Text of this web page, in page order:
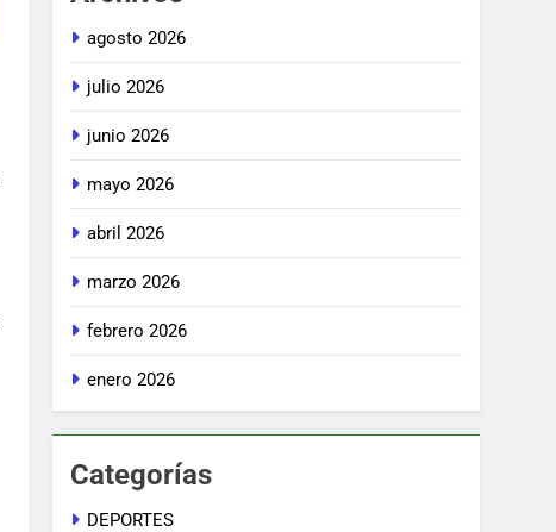
agosto 2026
julio 2026
junio 2026
mayo 2026
abril 2026
marzo 2026
febrero 2026
enero 2026
Categorías
DEPORTES